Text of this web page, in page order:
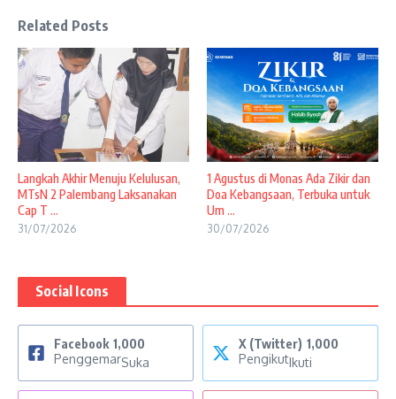
Related Posts
Langkah Akhir Menuju Kelulusan,
MTsN 2 Palembang Laksanakan
Cap T ...
31/07/2026
1 Agustus di Monas Ada Zikir dan
Doa Kebangsaan, Terbuka untuk
Um ...
30/07/2026
Social Icons
Facebook 1,000
PenggemarSuka
X (Twitter) 1,000
PengikutIkuti